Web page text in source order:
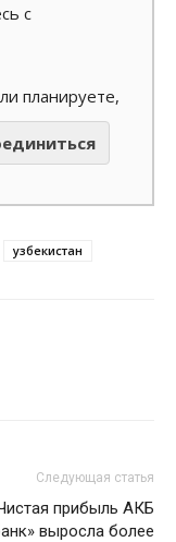
с
планируете,
узбекистан
Следующая статья
прибыль АКБ
выросла более